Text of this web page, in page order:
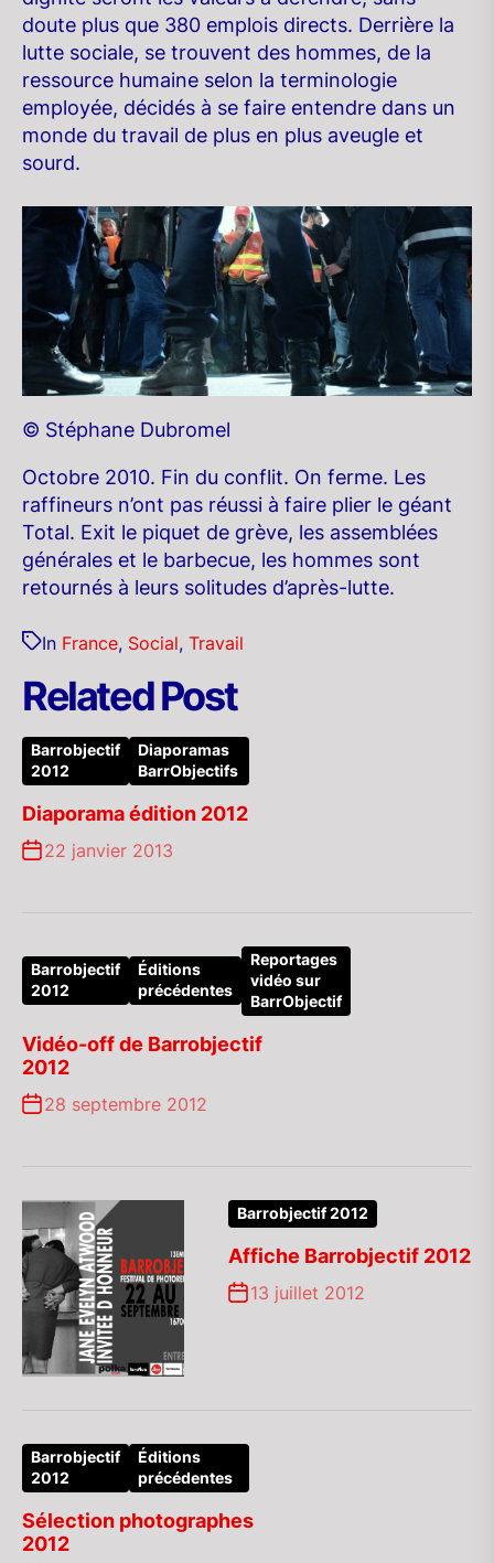
doute plus que 380 emplois directs. Derrière la
lutte sociale, se trouvent des hommes, de la
ressource humaine selon la terminologie
employée, décidés à se faire entendre dans un
monde du travail de plus en plus aveugle et
sourd.
© Stéphane Dubromel
Octobre 2010. Fin du conflit. On ferme. Les
raffineurs n’ont pas réussi à faire plier le géant
Total. Exit le piquet de grève, les assemblées
générales et le barbecue, les hommes sont
retournés à leurs solitudes d’après-lutte.
In France, Social, Travail
Related Post
Barrobjectif
2012
Diaporamas
BarrObjectifs
Diaporama édition 2012
22 janvier 2013
Barrobjectif
2012
Éditions
précédentes
Reportages
vidéo sur
BarrObjectif
Vidéo-off de Barrobjectif
2012
28 septembre 2012
Barrobjectif 2012
Affiche Barrobjectif 2012
13 juillet 2012
Barrobjectif
2012
Éditions
précédentes
Sélection photographes
2012